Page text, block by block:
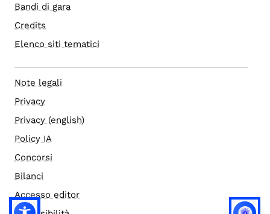
Bandi di gara
Credits
Elenco siti tematici
Note legali
Privacy
Privacy (english)
Policy IA
Concorsi
Bilanci
Accesso editor